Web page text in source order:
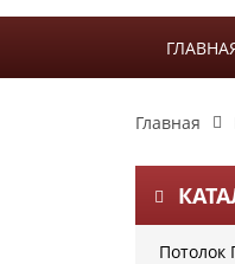
Главная
Потолок